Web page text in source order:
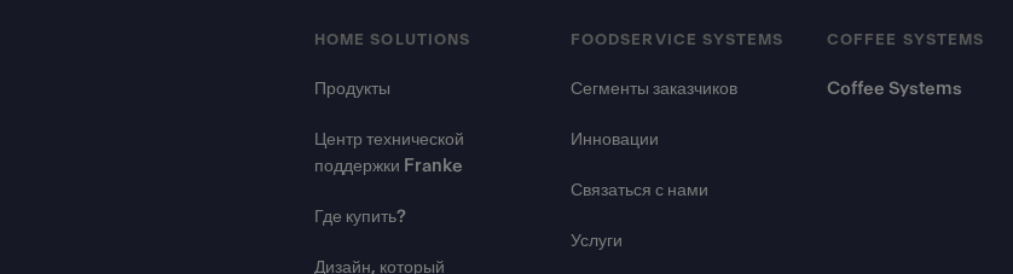
HOME SOLUTIONS
Продукты
Центр технической
поддержки Franke
Где купить?
Дизайн, который
FOODSERVICE SYSTEMS
Сегменты заказчиков
Инновации
Связаться с нами
Услуги
COFFEE SYSTEMS
Coffee Systems